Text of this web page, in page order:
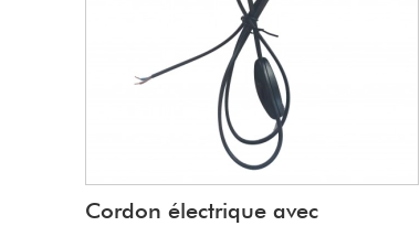
Cordon électrique avec